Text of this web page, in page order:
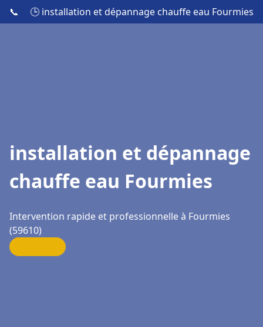
📞 🕒 installation et dépannage chauffe eau Fourmies
installation et dépannage
chauffe eau Fourmies
Intervention rapide et professionnelle à Fourmies
(59610)